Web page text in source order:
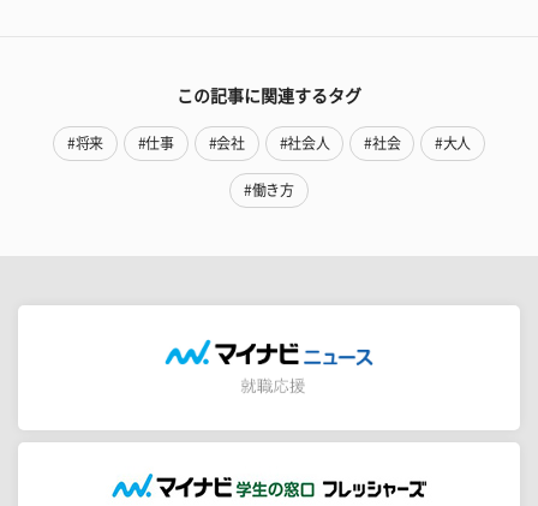
この記事に関連するタグ
#将来 #仕事 #会社 #社会人 #社会 #大人
#働き方